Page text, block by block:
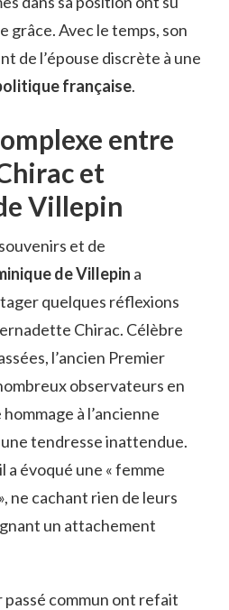
grâce. Avec le temps, son
de l’épouse discrète à une
française.
entre
et
Villepin
et de
de Villepin a
quelques réflexions
Chirac. Célèbre
l’ancien Premier
observateurs en
à l’ancienne
tendresse inattendue.
a évoqué une « femme
ne cachant rien de leurs
un attachement
passé commun ont refait